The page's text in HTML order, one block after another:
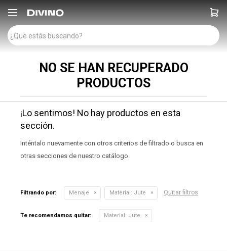

NO SE HAN RECUPERADO
PRODUCTOS
¡Lo sentimos! No hay productos en esta
sección.
Inténtalo nuevamente con otros criterios de filtrado o busca en
otras secciones de nuestro catálogo.
Filtrando por: Menaje Material: Jute Quitar filtros
Te recomendamos quitar: Material: Jute